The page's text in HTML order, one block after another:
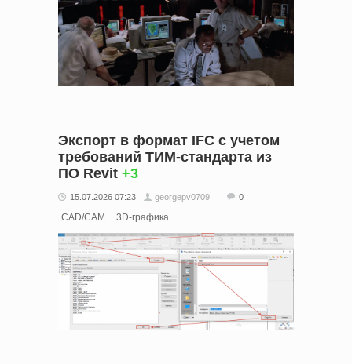
Экспорт в формат IFC с учетом
требований ТИМ-стандарта из
ПО Revit +3
15.07.2026 07:23 georgepv0709 0
CAD/CAM 3D-графика